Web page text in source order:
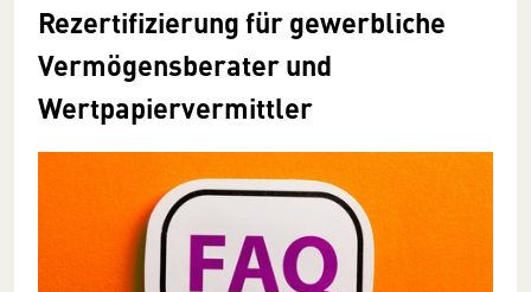
Rezertifizierung für gewerbliche
Vermögensberater und
Wertpapiervermittler